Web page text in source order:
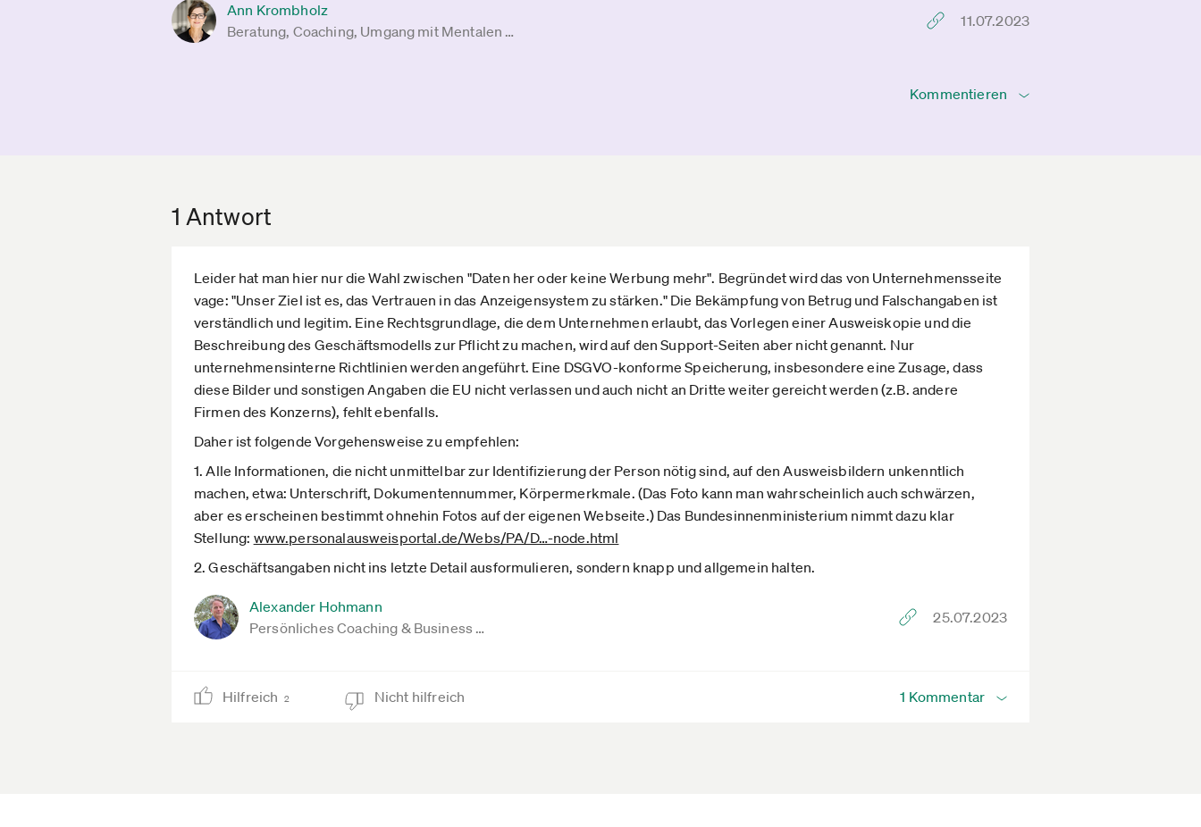
Ann Krombholz
Beratung, Coaching, Umgang mit Mentalen …
11.07.2023
Kommentieren
1 Antwort
Leider hat man hier nur die Wahl zwischen "Daten her oder keine Werbung mehr". Begründet wird das von Unternehmensseite
vage: "Unser Ziel ist es, das Vertrauen in das Anzeigensystem zu stärken." Die Bekämpfung von Betrug und Falschangaben ist
verständlich und legitim. Eine Rechtsgrundlage, die dem Unternehmen erlaubt, das Vorlegen einer Ausweiskopie und die
Beschreibung des Geschäftsmodells zur Pflicht zu machen, wird auf den Support-Seiten aber nicht genannt. Nur
unternehmensinterne Richtlinien werden angeführt. Eine DSGVO-konforme Speicherung, insbesondere eine Zusage, dass
diese Bilder und sonstigen Angaben die EU nicht verlassen und auch nicht an Dritte weiter gereicht werden (z.B. andere
Firmen des Konzerns), fehlt ebenfalls.
Daher ist folgende Vorgehensweise zu empfehlen:
1. Alle Informationen, die nicht unmittelbar zur Identifizierung der Person nötig sind, auf den Ausweisbildern unkenntlich
machen, etwa: Unterschrift, Dokumentennummer, Körpermerkmale. (Das Foto kann man wahrscheinlich auch schwärzen,
aber es erscheinen bestimmt ohnehin Fotos auf der eigenen Webseite.) Das Bundesinnenministerium nimmt dazu klar
Stellung: www.personalausweisportal.de­/Webs/PA/D­…-node.html
2. Geschäftsangaben nicht ins letzte Detail ausformulieren, sondern knapp und allgemein halten.
Alexander Hohmann
Persönliches Coaching & Business …
25.07.2023
Hilfreich 2 Nicht hilfreich 1 Kommentar